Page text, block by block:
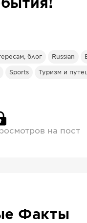
блог Russian
Sports Туризм и
на пост
Факты